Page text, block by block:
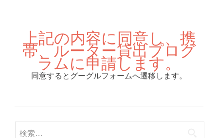
上記の内容に同意し、携
帯、ルーター貸出プログ
ラムに申請します。
同意するとグーグルフォームへ遷移します。
検索: